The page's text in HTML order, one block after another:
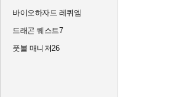
바이오하자드 레퀴엠
드래곤 퀘스트7
풋볼 매니저26